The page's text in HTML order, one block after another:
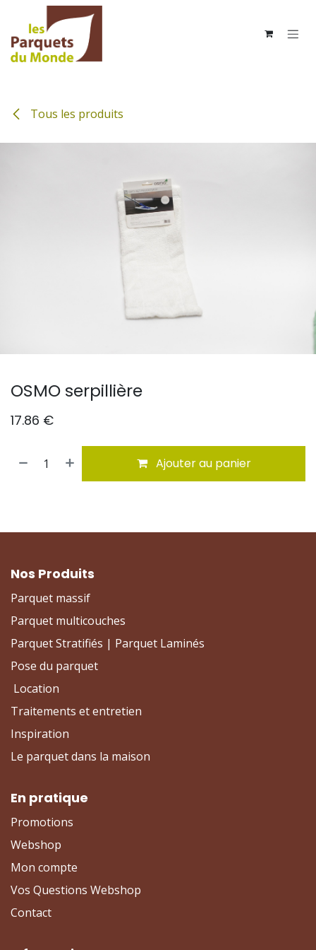
Se rendre au contenu
Tous les produits
OSMO serpillière
17.86 €
Ajouter au panier
Nos Produits
Parquet massif
Parquet multicouches
Parquet Stratifiés | Parquet Laminés
Pose du parquet
Location
Traitements et entretien
Inspiration
Le parquet dans la maison
En pratique
Promotions
Webshop
Mon compte
Vos Questions Webshop
Contact